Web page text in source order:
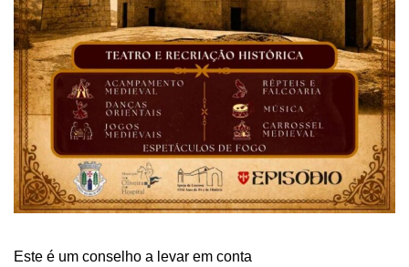
Este é um conselho a levar em conta